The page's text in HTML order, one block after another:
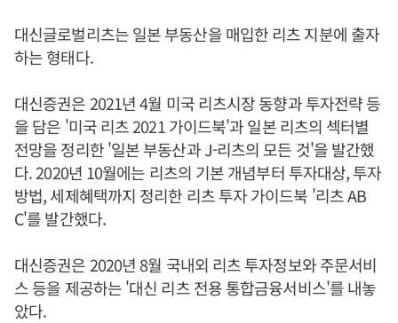
대신글로벌리츠는 일본 부동산을 매입한 리츠 지분에 출자
하는 형태다.
대신증권은 2021년 4월 미국 리츠시장 동향과 투자전략 등
을 담은 '미국 리츠 2021 가이드북'과 일본 리츠의 섹터별
전망을 정리한 '일본 부동산과 J-리츠의 모든 것'을 발간했
다. 2020년 10월에는 리츠의 기본 개념부터 투자대상, 투자
방법, 세제혜택까지 정리한 리츠 투자 가이드북 '리츠 AB
C'를 발간했다.
대신증권은 2020년 8월 국내외 리츠 투자정보와 주문서비
스 등을 제공하는 '대신 리츠 전용 통합금융서비스'를 내놓
았다.